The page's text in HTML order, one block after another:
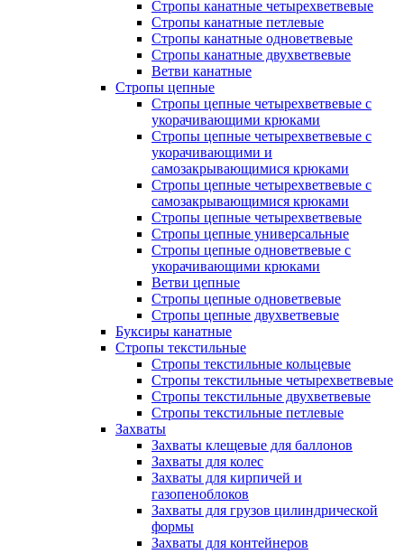
Стропы канатные четырехветвевые
Стропы канатные петлевые
Стропы канатные одноветвевые
Стропы канатные двухветвевые
Ветви канатные
Стропы цепные
Стропы цепные четырехветвевые с
укорачивающими крюками
Стропы цепные четырехветвевые с
укорачивающими и
самозакрывающимися крюками
Стропы цепные четырехветвевые с
самозакрывающимися крюками
Стропы цепные четырехветвевые
Стропы цепные универсальные
Стропы цепные одноветвевые с
укорачивающими крюками
Ветви цепные
Стропы цепные одноветвевые
Стропы цепные двухветвевые
Буксиры канатные
Стропы текстильные
Стропы текстильные кольцевые
Стропы текстильные четырехветвевые
Стропы текстильные двухветвевые
Стропы текстильные петлевые
Захваты
Захваты клещевые для баллонов
Захваты для колес
Захваты для кирпичей и
газопеноблоков
Захваты для грузов цилиндрической
формы
Захваты для контейнеров